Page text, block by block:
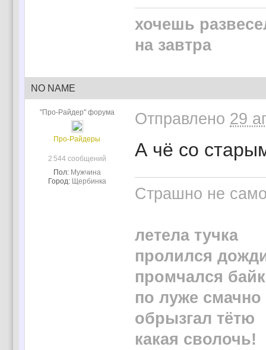
хочешь
на завтра
NO NAME
"Про-Райдер" форума
Про-Райдеры
2 544 сообщений
Пол: Мужчина
Город: Щербинка
Отправлено 29
А чё со
Страшно не
летела тучка
пролился
промчался
по луже смачно
обрызгал тётю
какая сволочь!